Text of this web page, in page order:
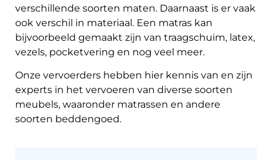
the
platform
verschillende soorten maten. Daarnaast is er vaak
ook verschil in materiaal. Een matras kan
bijvoorbeeld gemaakt zijn van traagschuim, latex,
vezels, pocketvering en nog veel meer.
Onze vervoerders hebben hier kennis van en zijn
experts in het vervoeren van diverse soorten
meubels, waaronder matrassen en andere
soorten beddengoed.